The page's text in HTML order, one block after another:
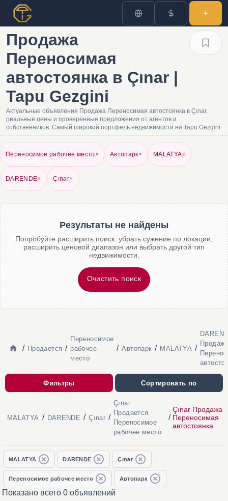
Продажа
Переносимая
автостоянка в Çınar |
Tapu Gezgini
Актуальные объявления Продажа Переносимая автостоянка в Çınar,
реальные цены и проверенные предложения от агентов и
собственников. Самый широкий портфель недвижимости на Tapu Gezgini.
Переносимое рабочее место× Автопарк× MALATYA×
DARENDE× Çınar×
Результаты не найдены
Попробуйте расширить поиск: убрать сужение по локации,
расширить ценовой диапазон или выбрать другой тип
недвижимости.
Очистить поиск
/ Продается /
Переносимое
рабочее
место
/ Автопарк / MALATYA /
Фильтры Сортировать по
MALATYA / DARENDE / Çınar /
Çınar
Продается
Переносимое
рабочее место
/
Çınar Продажа
Переносимая
автостоянка
MALATYA DARENDE Çınar
Переносимое рабочее место Автопарк
Показано всего 0 объявлений